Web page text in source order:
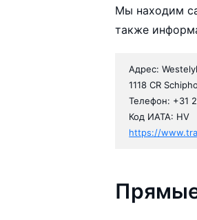
Мы находим
также
Адрес:
1118 CR
Телефон: +31
Код ИАТА: HV
https://